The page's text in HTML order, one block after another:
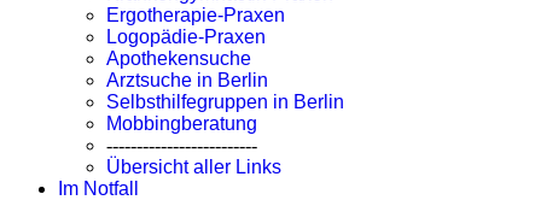
Ergotherapie-Praxen
Logopädie-Praxen
Apothekensuche
Arztsuche in Berlin
Selbsthilfegruppen in Berlin
Mobbingberatung
-------------------------
Übersicht aller Links
Im Notfall